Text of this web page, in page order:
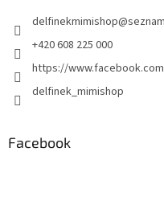
delfinekmimishop@
+420 608 225 000
https://
delfinek_mimishop
Facebook